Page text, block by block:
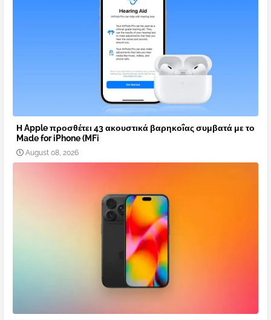
Η Apple προσθέτει 43 ακουστικά βαρηκοΐας συμβατά με το
Made for iPhone (MFi
August 08, 2026